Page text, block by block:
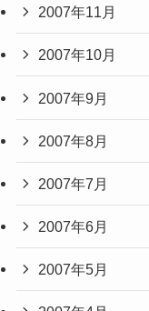
2007年11月
2007年10月
2007年9月
2007年8月
2007年7月
2007年6月
2007年5月